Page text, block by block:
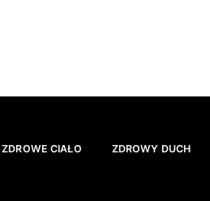
ZDROWE CIAŁO ZDROWY DUCH